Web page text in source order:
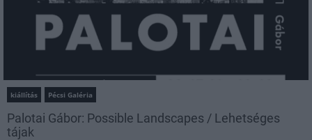
kiállítás Pécsi Galéria
Palotai Gábor: Possible Landscapes / Lehetséges
tájak